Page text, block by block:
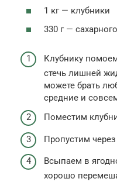
1 кг — клубники
330 г —
Клубнику
стечь лишней
можете брать
средние и
Поместим
Пропустим
Всыпаем в
хорошо